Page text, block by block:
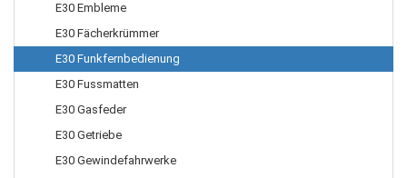
E30 Embleme
E30 Fächerkrümmer
E30 Funkfernbedienung
E30 Fussmatten
E30 Gasfeder
E30 Getriebe
E30 Gewindefahrwerke